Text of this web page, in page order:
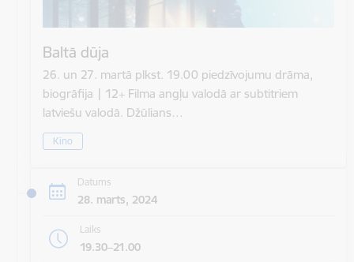
Baltā dūja
26. un 27. martā plkst. 19.00 piedzīvojumu drāma,
biogrāfija | 12+ Filma angļu valodā ar subtitriem
latviešu valodā. Džūlians…
Kino
Datums
28. marts, 2024
Laiks
19.30–21.00